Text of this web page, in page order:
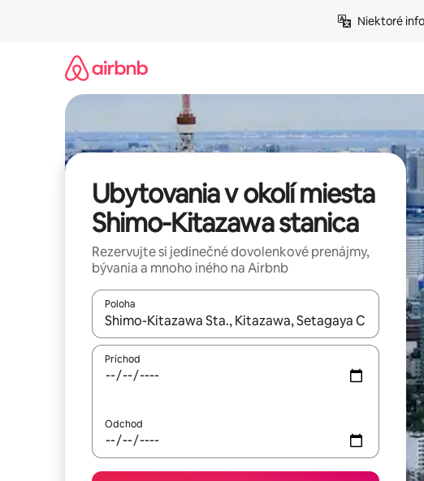
Niektoré
Ubytovania v okolí miesta
Shimo-Kitazawa stanica
Rezervujte si jedinečné dovolenkové prenájmy,
bývania a mnoho iného na Airbnb
Poloha
Keď budú výsledky k dispozícii, môžete si ich prechádzať
Príchod
Odchod